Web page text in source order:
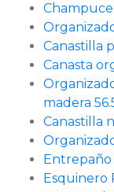
Canastilla
Canasta
madera
Canastilla
Esquinero